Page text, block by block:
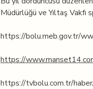
Müdürlüğü ve Yıltaş
https://bolu.meb.gov.tr/
https://
https://tvbolu.com.tr/